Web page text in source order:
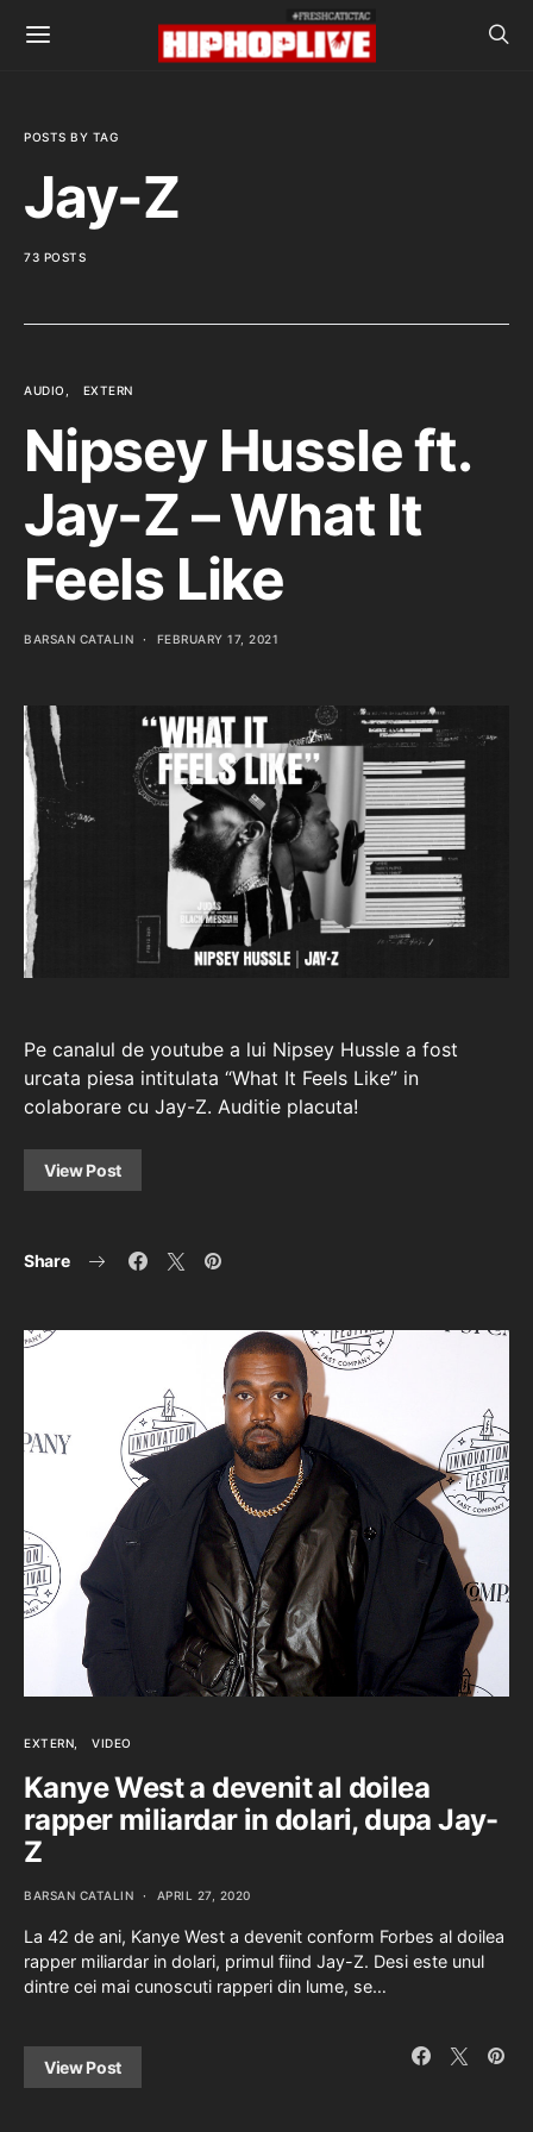
POSTS BY TAG
Jay-Z
73 POSTS
AUDIO EXTERN
Nipsey Hussle ft.
Jay-Z – What It
Feels Like
BARSAN CATALIN FEBRUARY 17, 2021
Pe canalul de youtube a lui Nipsey Hussle a fost
urcata piesa intitulata “What It Feels Like” in
colaborare cu Jay-Z. Auditie placuta!
View Post
Share
EXTERN VIDEO
Kanye West a devenit al doilea
rapper miliardar in dolari, dupa Jay-
Z
BARSAN CATALIN APRIL 27, 2020
La 42 de ani, Kanye West a devenit conform Forbes al doilea
rapper miliardar in dolari, primul fiind Jay-Z. Desi este unul
dintre cei mai cunoscuti rapperi din lume, se…
View Post